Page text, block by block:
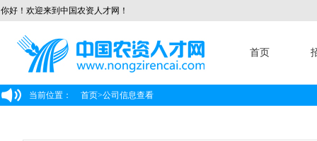
你好！欢迎来到中国农资人才网！
首页
当前位置： 首页>公司信息查看